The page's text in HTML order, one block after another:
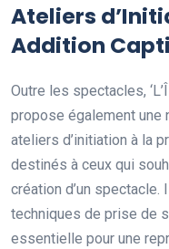
Ateliers
Addition
Outre les spectacles,
propose également une
ateliers d’initiation à la
destinés à ceux qui
création d’un spectacle.
techniques de prise de
essentielle pour une